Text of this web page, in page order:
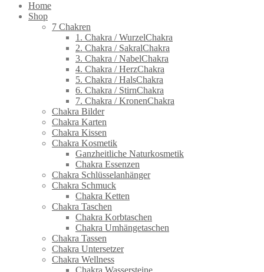
Home
Shop
7 Chakren
1. Chakra / WurzelChakra
2. Chakra / SakralChakra
3. Chakra / NabelChakra
4. Chakra / HerzChakra
5. Chakra / HalsChakra
6. Chakra / StirnChakra
7. Chakra / KronenChakra
Chakra Bilder
Chakra Karten
Chakra Kissen
Chakra Kosmetik
Ganzheitliche Naturkosmetik
Chakra Essenzen
Chakra Schlüsselanhänger
Chakra Schmuck
Chakra Ketten
Chakra Taschen
Chakra Korbtaschen
Chakra Umhängetaschen
Chakra Tassen
Chakra Untersetzer
Chakra Wellness